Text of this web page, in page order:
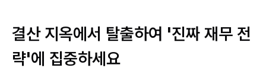
결산 지옥에서 탈출하여 '진짜 재무 전
략'에 집중하세요